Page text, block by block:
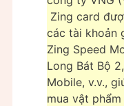
Zing card
các tài khoản
Zing Speed
Long Bát Bộ
Mobile, v.v.,
mua vật